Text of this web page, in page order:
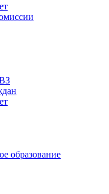
образование